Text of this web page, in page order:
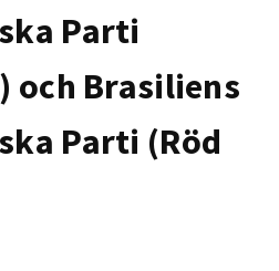
Parti
och Brasiliens
Parti (Röd